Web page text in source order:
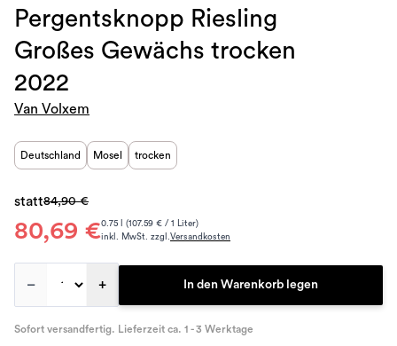
Pergentsknopp Riesling
Großes Gewächs trocken
2022
Van Volxem
Deutschland Mosel trocken
80,69 €
statt84,90 €
0.75 l (107.59 € / 1 Liter)
inkl. MwSt. zzgl.Versandkosten
– + In den Warenkorb legen
Sofort versandfertig. Lieferzeit ca. 1 - 3 Werktage